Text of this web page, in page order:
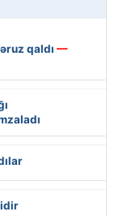
qaldı —